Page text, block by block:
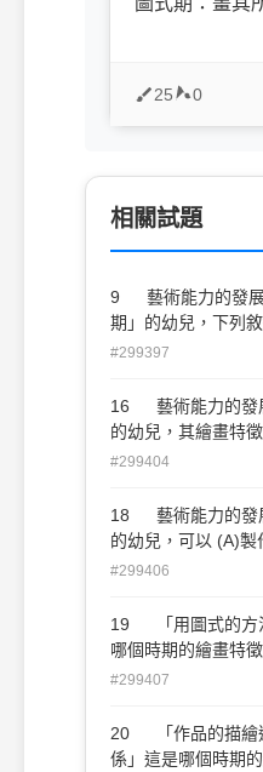
25 0
相關試題
9 藝術能力的發展
期」的幼兒，下列
物畫由蝌蚪人慢慢
的產生 (C)用圖式法
時是憑記憶描繪，
#299397
16 藝術能力的發
的幼兒，其繪畫特
的方法表現意象事
開始有直線錯畫及
義的線描。
#299404
18 藝術能力的發
的幼兒，可以 (A)製
工 (C)製作立體工
#299406
19 「用圖式的方
哪個時期的繪畫特
式期 (C)象徵期 (D)
#299407
20 「作品的描繪
係」這是哪個時期